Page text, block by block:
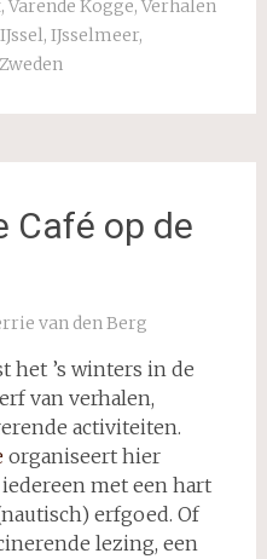
, Varende Kogge, Verhalen
IJssel, IJsselmeer,
Zweden
Café op de
van den Berg
het ’s winters in de
van verhalen,
activiteiten.
organiseert hier
met een hart
erfgoed. Of
lezing, een